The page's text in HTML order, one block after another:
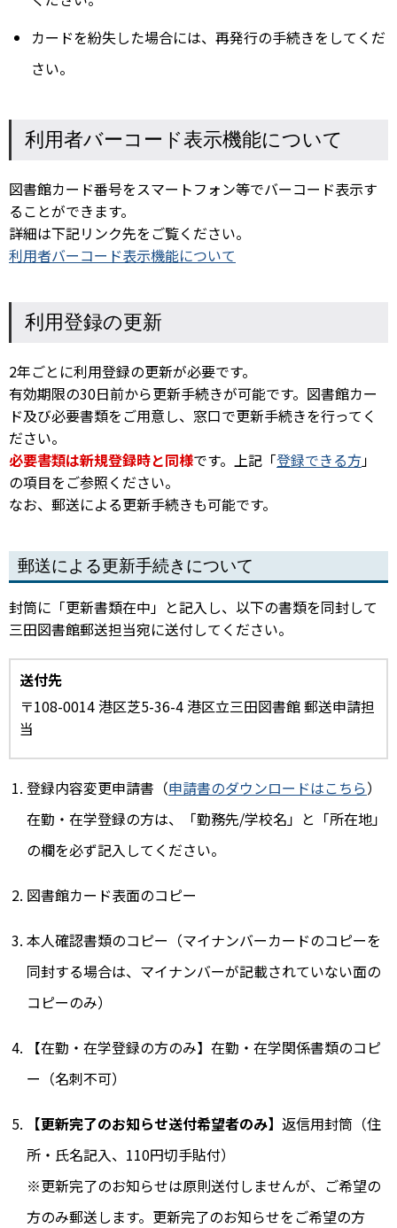
カードを紛失した場合には、再発行の手続きをしてくだ
さい。
利用者バーコード表示機能について
図書館カード番号をスマートフォン等でバーコード表示す
ることができます。
詳細は下記リンク先をご覧ください。
利用者バーコード表示機能について
利用登録の更新
2年ごとに利用登録の更新が必要です。
有効期限の30日前から更新手続きが可能です。図書館カー
ド及び必要書類をご用意し、窓口で更新手続きを行ってく
ださい。
必要書類は新規登録時と同様です。上記「登録できる方」
の項目をご参照ください。
なお、郵送による更新手続きも可能です。
郵送による更新手続きについて
封筒に「更新書類在中」と記入し、以下の書類を同封して
三田図書館郵送担当宛に送付してください。
送付先
〒108-0014 港区芝5-36-4 港区立三田図書館 郵送申請担
当
登録内容変更申請書（申請書のダウンロードはこちら）
在勤・在学登録の方は、「勤務先/学校名」と「所在地」
の欄を必ず記入してください。
図書館カード表面のコピー
本人確認書類のコピー（マイナンバーカードのコピーを
同封する場合は、マイナンバーが記載されていない面の
コピーのみ）
【在勤・在学登録の方のみ】在勤・在学関係書類のコピ
ー（名刺不可）
【更新完了のお知らせ送付希望者のみ】 返信用封筒（住
所・氏名記入、110円切手貼付）
※更新完了のお知らせは原則送付しませんが、ご希望の
方のみ郵送します。更新完了のお知らせをご希望の方